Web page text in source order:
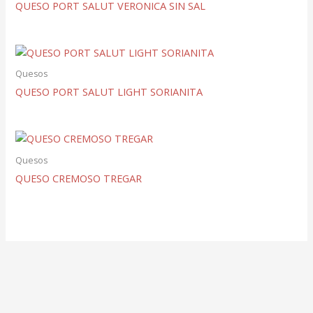
QUESO PORT SALUT VERONICA SIN SAL
Quesos
QUESO PORT SALUT LIGHT SORIANITA
Quesos
QUESO CREMOSO TREGAR